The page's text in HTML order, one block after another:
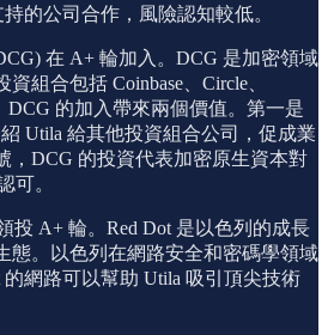
的公司合作，風險認知較低。
在 A+ 輪加入。DCG 是加密領域
組合包括 Coinbase、Circle、
DCG 的加入帶來兩個價值。第一是
Utila 給其他投資組合公司，促成業
，DCG 的投資代表加密原生資本對
可。
投 A+ 輪。Red Dot 是以色列的成長
態。以色列在網路安全和密碼學領域
的網路可以幫助 Utila 吸引頂尖技術